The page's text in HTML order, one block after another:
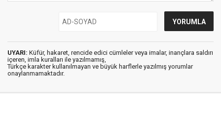
UYARI: Küfür, hakaret, rencide edici cümleler veya imalar, inançlara saldırı
içeren, imla kuralları ile yazılmamış,
Türkçe karakter kullanılmayan ve büyük harflerle yazılmış yorumlar
onaylanmamaktadır.